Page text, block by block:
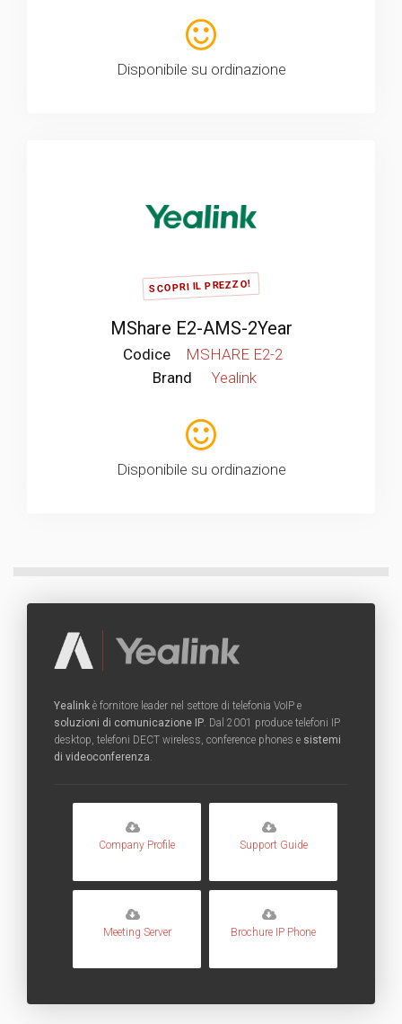
Disponibile su ordinazione
SCOPRI IL PREZZO!
MShare E2-AMS-2Year
Codice
MSHARE E2-2
Brand
Yealink
Disponibile su ordinazione
Yealink è fornitore leader nel settore di telefonia VoIP e
soluzioni di comunicazione IP. Dal 2001 produce telefoni IP
desktop, telefoni DECT wireless, conference phones e sistemi
di videoconferenza.
Company Profile Support Guide
Meeting Server Brochure IP Phone